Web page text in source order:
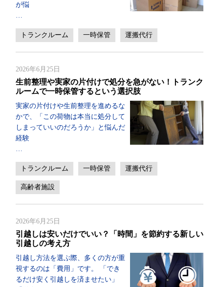
が悩
トランクルーム 一時保管 運搬代行
2026年6月25日
生前整理や実家の片付けで処分を急がない！トランク
ルームで一時保管するという選択肢
実家の片付けや生前整理を進めるな
かで、「この荷物は本当に処分して
しまっていいのだろうか」と悩んだ
経験
トランクルーム 一時保管 運搬代行
高齢者施設
2026年6月25日
引越しは安いだけでいい？「時間」を節約する新しい
引越しの考え方
引越し方法を選ぶ際、多くの方が重
視するのは「費用」です。 「でき
るだけ安く引越しを済ませたい」